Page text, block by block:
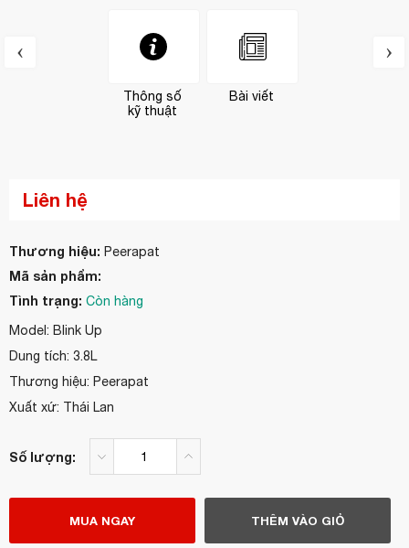
Thông số
kỹ thuật
Bài viết
‹ ›
Liên hệ
Thương hiệu: Peerapat
Mã sản phẩm:
Tình trạng: Còn hàng
Model: Blink Up
Dung tích: 3.8L
Thương hiệu: Peerapat
Xuất xứ: Thái Lan
Số lượng:
MUA NGAY THÊM VÀO GIỎ